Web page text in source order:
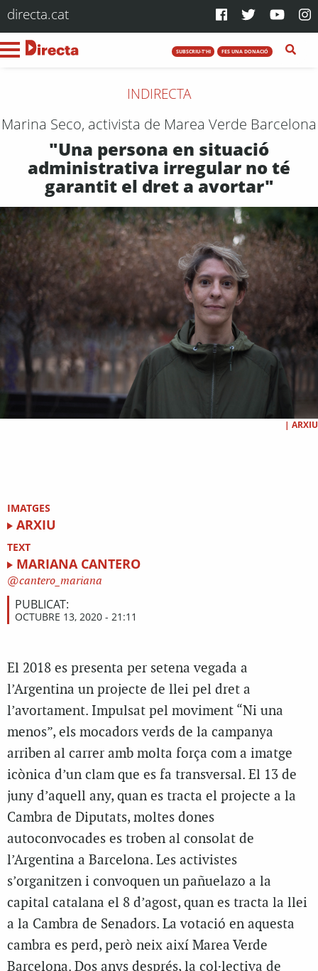
directa.cat
SUBSCRIU-T'HI FES UNA DONACIÓ
INDIRECTA
Marina Seco, activista de Marea Verde Barcelona
"Una persona en situació
administrativa irregular no té
garantit el dret a avortar"
| ARXIU
IMATGES
ARXIU
TEXT
MARIANA CANTERO
cantero_mariana
PUBLICAT:
OCTUBRE 13, 2020 - 21:11
El 2018 es presenta per setena vegada a
l’Argentina un projecte de llei pel dret a
l’avortament. Impulsat pel moviment “Ni una
menos”, els mocadors verds de la campanya
arriben al carrer amb molta força com a imatge
icònica d’un clam que es fa transversal. El 13 de
juny d’aquell any, quan es tracta el projecte a la
Cambra de Diputats, moltes dones
autoconvocades es troben al consolat de
l’Argentina a Barcelona. Les activistes
s’organitzen i convoquen un pañuelazo a la
capital catalana el 8 d’agost, quan es tracta la llei
a la Cambra de Senadors. La votació en aquesta
cambra es perd, però neix així Marea Verde
Barcelona. Dos anys després, la col·lectiva de